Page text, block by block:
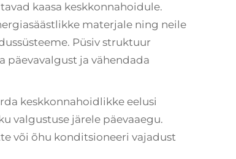
kaasa keskkonnahoidule.
materjale ning neile
Püsiv struktuur
ja vähendada
keskkonnahoidlikke eelusi
valgustuse järele päevaaegu.
või õhu konditsioneeri vajadust